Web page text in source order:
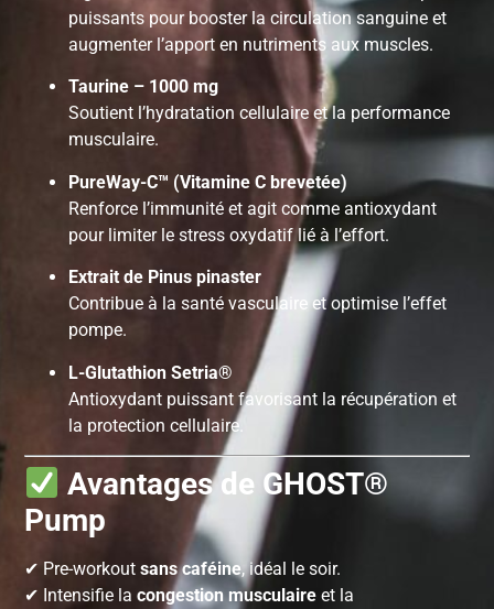
puissants pour booster la circulation sanguine et
augmenter l’apport en nutriments aux muscles.
Taurine – 1000 mg
Soutient l’hydratation cellulaire et la performance
musculaire.
PureWay-C™ (Vitamine C brevetée)
Renforce l’immunité et agit comme antioxydant
pour limiter le stress oxydatif lié à l’effort.
Extrait de Pinus pinaster
Contribue à la santé vasculaire et optimise l’effet
pompe.
L-Glutathion Setria®
Antioxydant puissant favorisant la récupération et
la protection cellulaire.
Avantages de GHOST®
Pump
✔ Pre-workoutsans caféine, idéal le soir.
✔ Intensifie lacongestion musculaire et la